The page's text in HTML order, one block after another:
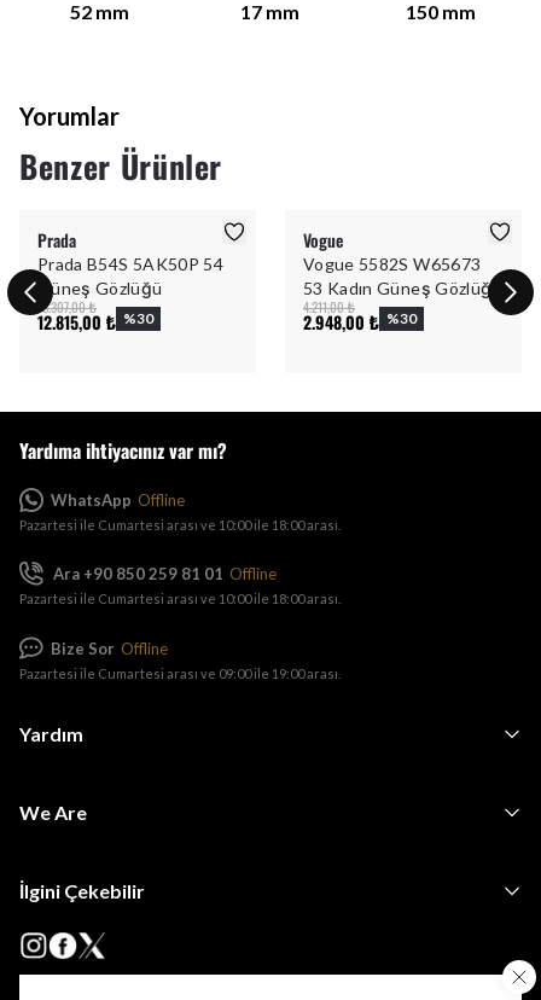
52 mm 17 mm 150 mm
Yorumlar
Benzer Ürünler
Prada
Prada B54S 5AK50P 54
Güneş Gözlüğü
18.307,00 ₺
12.815,00 ₺ %30
Vogue
Vogue 5582S W65673
53 Kadın Güneş Gözlüğü
4.211,00 ₺
2.948,00 ₺ %30
Yardım
We Are
İlgini Çekebilir
Yardıma ihtiyacınız var mı?
WhatsApp Offline
Pazartesi ile Cumartesi arası ve 10:00 ile 18:00 arası.
Ara +90 850 259 81 01 Offline
Pazartesi ile Cumartesi arası ve 10:00 ile 18:00 arası.
Bize Sor Offline
Pazartesi ile Cumartesi arası ve 09:00 ile 19:00 arası.